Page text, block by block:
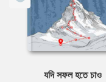
যদি সফল হতে চাও